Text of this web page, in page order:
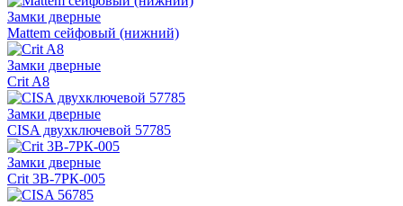
Замки дверные
Mattem сейфовый (нижний)
Замки дверные
Crit A8
Замки дверные
CISA двухключевой 57785
Замки дверные
Crit 3B-7РК-005